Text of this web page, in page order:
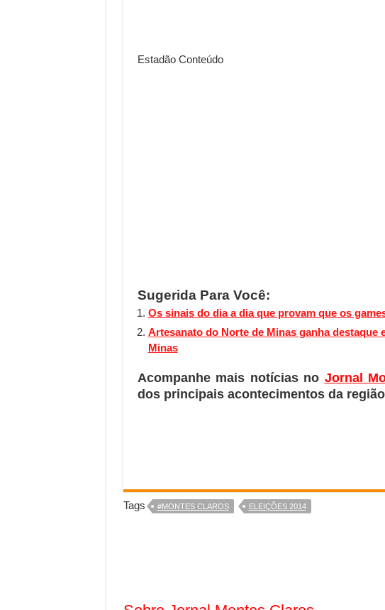
Estadão Conteúdo
Sugerida Para Você:
Os sinais do dia a dia que provam que os
Artesanato do Norte de Minas ganha destaque
Minas
Acompanhe mais notícias no Jornal
dos principais acontecimentos da
Tags #MONTES CLAROS ELEIÇÕES 2014